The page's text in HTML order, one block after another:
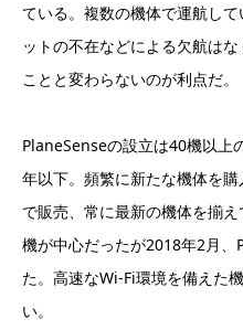
ている。複数の機体で運航し
ットの不在などによる欠航は
ことと変わらないのが利点だ。
PlaneSenseの設立は40機以上
年以下。頻繁に新たな機体を
で販売、常に最新の機体を揃
機が中心だったが2018年2月
た。高速なWi-Fi環境を備えた
い。